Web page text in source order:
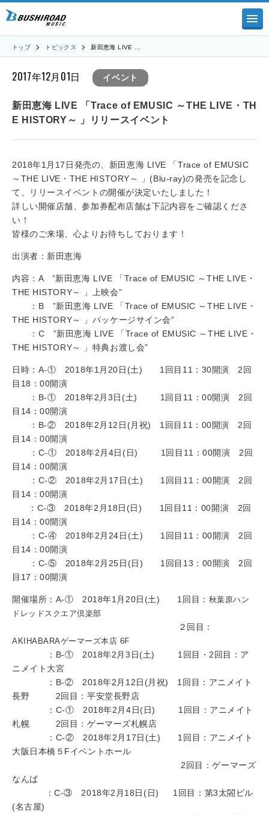
トップ トピックス 新田恵海 LIVE …
2017年12月01日 イベント
新田恵海 LIVE 「Trace of EMUSIC ～THE LIVE・TH
E HISTORY～ 」リリースイベント
2018年1月17日発売の、新田恵海 LIVE 「Trace of EMUSIC
～THE LIVE・THE HISTORY～ 」(Blu-ray)の発売を記念し
て、リリースイベントの開催が決定いたしました！
詳しい開催店舗、参加券配布店舗は下記内容をご確認くださ
い！
皆様のご来場、心よりお待ちしております！
出演者：新田恵海
内容：A ”新田恵海 LIVE 「Trace of EMUSIC ～THE LIVE・
THE HISTORY～ 」上映会”
：B ”新田恵海 LIVE 「Trace of EMUSIC ～THE LIVE・
THE HISTORY～ 」パッケージサイン会”
：C ”新田恵海 LIVE 「Trace of EMUSIC ～THE LIVE・
THE HISTORY～ 」特典お渡し会”
日時：A‐① 2018年1月20日(土) 1回目11：30開演 2回
目18：00開演
：B‐① 2018年2月3日(土) 1回目11：00開演 2回
目14：00開演
：B-② 2018年2月12日(月祝) 1回目11：00開演 2回
目14：00開演
：C‐① 2018年2月4日(日) 1回目11：00開演 2回
目14：00開演
：C-② 2018年2月17日(土) 1回目11：00開演 2回
目14：00開演
：C-③ 2018年2月18日(日) 1回目11：00開演 2回
目14：00開演
：C-④ 2018年2月24日(土) 1回目11：00開演 2回
目14：00開演
：C-⑤ 2018年2月25日(日) 1回目13：00開演 2回
目17：00開演
開催場所：A‐① 2018年1月20日(土) 1回目： 秋葉原ハン
ドレッドスクエア倶楽部
２回目：
AKIHABARAゲーマーズ本店 6F
：B‐① 2018年2月3日(土) 1回目・2回目：ア
ニメイト大宮
：B-② 2018年2月12日(月祝) 1回目：アニメイト
長野 2回目：平安堂長野店
：C‐① 2018年2月4日(日) 1回目：アニメイト
札幌 2回目：ゲーマーズ札幌店
：C-② 2018年2月17日(土) 1回目：アニメイト
大阪日本橋５Fイベントホール
2回目：ゲーマーズ
なんば
：C-③ 2018年2月18日(日) 1回目：第3太閤ビル
(名古屋)